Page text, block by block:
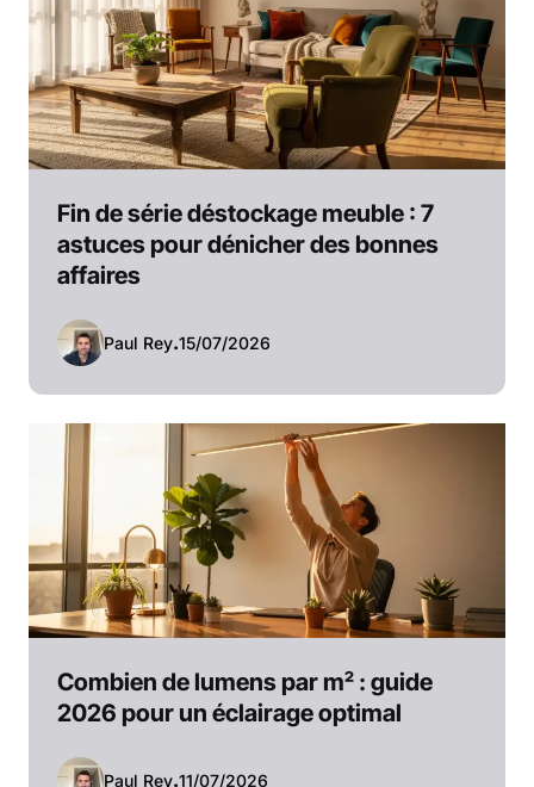
Fin de série déstockage meuble : 7
astuces pour dénicher des bonnes
affaires
Paul Rey.15/07/2026
Combien de lumens par m² : guide
2026 pour un éclairage optimal
Paul Rey.11/07/2026